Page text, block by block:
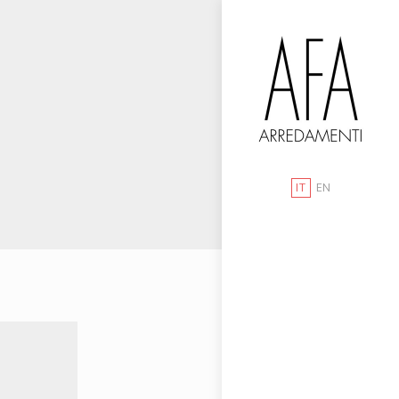
IT EN